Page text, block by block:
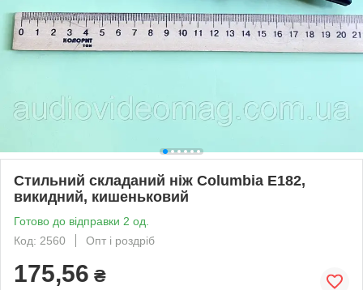
Стильний складаний ніж Columbia Е182,
викидний, кишеньковий
Готово до відправки 2 од.
Код: 2560
Опт і роздріб
175,56 ₴